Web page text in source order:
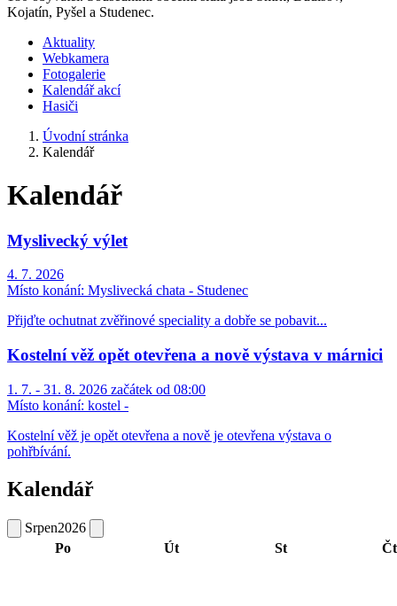
Kojatín, Pyšel a Studenec.
Aktuality
Webkamera
Fotogalerie
Kalendář akcí
Hasiči
Úvodní stránka
Kalendář
Kalendář
Myslivecký výlet
4. 7. 2026
Místo konání: Myslivecká chata - Studenec
Přijďte ochutnat zvěřinové speciality a dobře se pobavit...
Kostelní věž opět otevřena a nově výstava v márnici
1. 7. - 31. 8. 2026 začátek od 08:00
Místo konání: kostel -
Kostelní věž je opět otevřena a nově je otevřena výstava o
pohřbívání.
Kalendář
Srpen2026
Po
Út St Čt